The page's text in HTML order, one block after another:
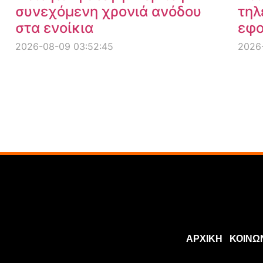
συνεχόμενη χρονιά ανόδου
στα ενοίκια
2026-08-09 03:52:45
ΑΡΧΙΚΗ